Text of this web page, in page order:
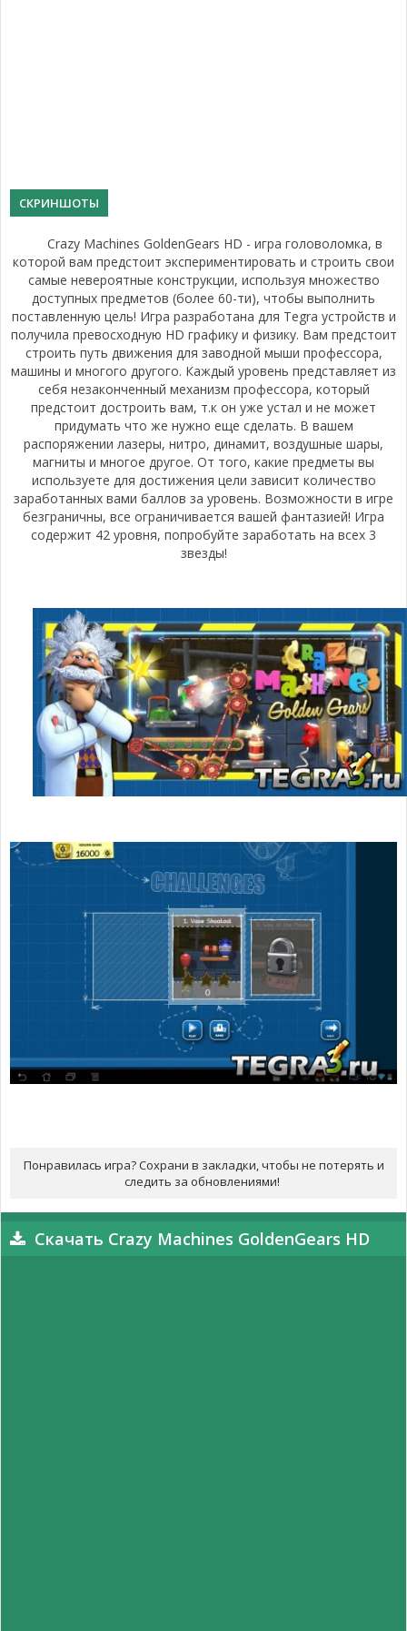
СКРИНШОТЫ
Crazy Machines GoldenGears HD - игра головоломка, в
которой вам предстоит экспериментировать и строить свои
самые невероятные конструкции, используя множество
доступных предметов (более 60-ти), чтобы выполнить
поставленную цель! Игра разработана для Tegra устройств и
получила превосходную HD графику и физику. Вам предстоит
строить путь движения для заводной мыши профессора,
машины и многого другого. Каждый уровень представляет из
себя незаконченный механизм профессора, который
предстоит достроить вам, т.к он уже устал и не может
придумать что же нужно еще сделать. В вашем
распоряжении лазеры, нитро, динамит, воздушные шары,
магниты и многое другое. От того, какие предметы вы
используете для достижения цели зависит количество
заработанных вами баллов за уровень. Возможности в игре
безграничны, все ограничивается вашей фантазией! Игра
содержит 42 уровня, попробуйте заработать на всех 3
звезды!
Понравилась игра? Сохрани в закладки, чтобы не потерять и
следить за обновлениями!
Скачать Crazy Machines GoldenGears HD